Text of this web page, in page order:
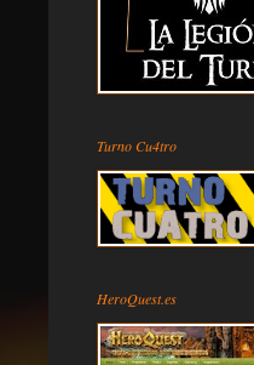
Turno Cu4tro
HeroQuest.es